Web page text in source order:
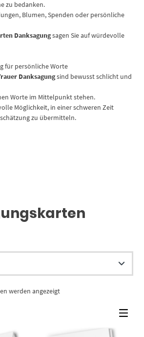
zu bedanken.
Blumen, Spenden oder persönliche
Danksagungsagen Sie auf würdevolle
für persönliche Worte
Danksagungsind bewusst schlicht und
Worte im Mittelpunkt stehen.
Möglichkeit, in einer schweren Zeit
zu übermitteln.
werden angezeigt